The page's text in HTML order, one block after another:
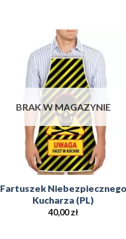
Add to
BRAK W MAGAZYNIE
Fartuszek Niebezpiecznego
Kucharza (PL)
40,00zł